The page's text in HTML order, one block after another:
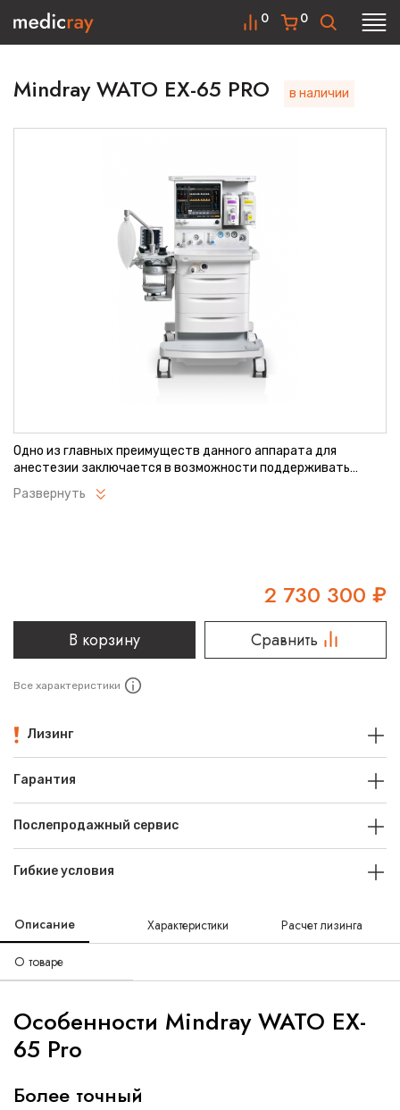
0
0
Mindray WATO EX-65 PRO в наличии
Одно из главных преимуществ данного аппарата для
анестезии заключается в возможности поддерживать
любые режимы управления вентиляцией (SIMV-VG, PCV-VG и
т.д.), что позволяет адаптировать модель WATO EX-65 Pro
которых специалист-анестезиолог сможет наиболее точно
устанавливать правильное соотношение препарата и газа
для избежания риска передозировки.
Развернуть
2 730 300 ₽
В корзину Сравнить
Все характеристики
Лизинг
Гарантия
Послепродажный сервис
Гибкие условия
Описание Характеристики Расчет лизинга
О товаре
Особенности Mindray WATO EX-
65 Pro
Более точный